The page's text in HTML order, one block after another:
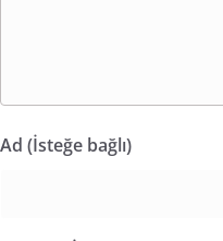
Ad (İsteğe bağlı)